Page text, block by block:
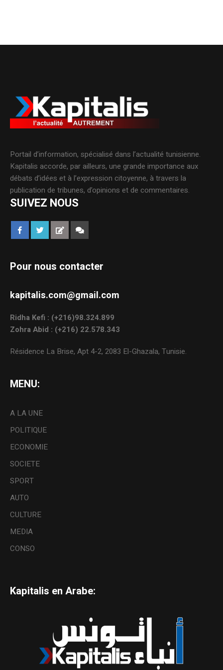
Portail d’information, spécialisé dans l’actualité tunisienne.
Kapitalis accorde, par ailleurs, une grande importance aux
débats d’idées et à l’expression citoyenne, à travers la
publication de tribunes, d’opinions et de commentaires.
SUIVEZ NOUS
Pour nous contacter
kapitalis.com@gmail.com
Ridha Kefi : (+216)98.324.899
Zohra Abid : (+216) 22.578.343
Résidence La Brise, Apt 4-2, 2083 El-Ghazala, Tunisie.
MENU:
A LA UNE
POLITIQUE
ECONOMIE
SOCIETE
SPORT
AUTO
CULTURE
MEDIA
CONSO
Kapitalis en Arabe: